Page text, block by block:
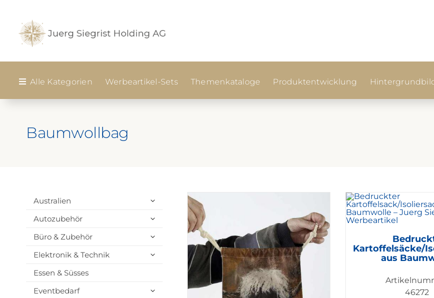
springen
Alle Kategorien Werbeartikel-Sets Themenkataloge Produktentwicklung
Baumwollbag
Australien
Autozubehör
Büro & Zubehör
Elektronik & Technik
Essen & Süsses
Eventbedarf
Kartoffelsäcke/
aus
46272